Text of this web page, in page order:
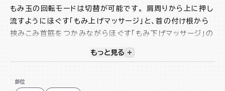
もみ玉の回転モードは切替が可能です。 肩周りから上に押し
流すようにほぐす「もみ上げマッサージ」と、首の付け根から
挟みこみ首筋をつかみながらほぐす「もみ下げマッサージ」の
かヒーターを搭載しており、じんわり温まりマッサージをアシ
で動きを停止し、揉みすぎや揉み返しの防止になります。 こ
視覚的に非表示のコンテンツを
もっと見る
部位